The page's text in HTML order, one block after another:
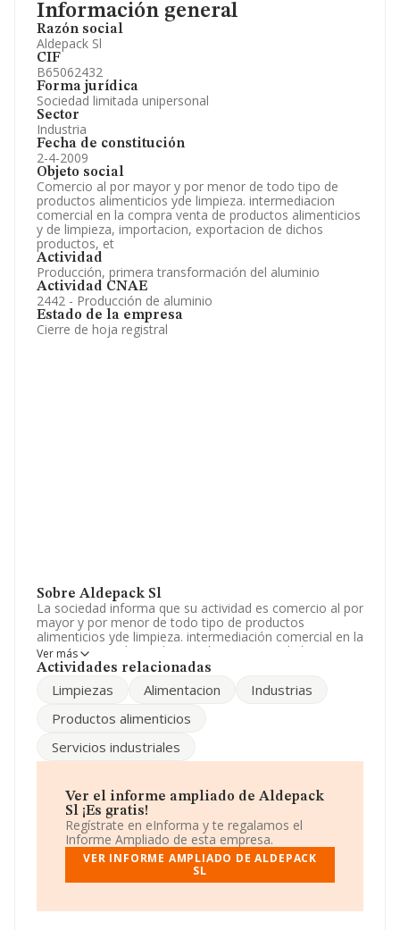
Información general
Razón social
Aldepack Sl
CIF
B65062432
Forma jurídica
Sociedad limitada unipersonal
Sector
Industria
Fecha de constitución
2-4-2009
Objeto social
Comercio al por mayor y por menor de todo tipo de
productos alimenticios yde limpieza. intermediacion
comercial en la compra venta de productos alimenticios
y de limpieza, importacion, exportacion de dichos
productos, et
Actividad
Producción, primera transformación del aluminio
Actividad CNAE
2442 - Producción de aluminio
Estado de la empresa
Cierre de hoja registral
Sobre Aldepack Sl
La sociedad informa que su actividad es comercio al por
mayor y por menor de todo tipo de productos
alimenticios yde limpieza. intermediación comercial en la
compra venta de productos alimenticios y de limpieza,
importación, exportación de dichos productos, et. La
Sociedad Limitada. La actividad de referencia CNAE
2442. La compañía es exportadora.
Atendiendo a los datos disponibles en INFORMA, el
número de empleados de la compañía ha estado por
La compañíaAldepack S.L , con NIF B65062432, tiene
su domicilio social establecido en Calle Joan Manen
núm. 11 St, (08032), Barcelona, Cataluña.
Con los datos a disposición de INFORMA sobre 256
empresas pertenecientes al sector, la facturación en el
media entre todas las compañías es de 14 millones de
Ver más
Actividades relacionadas
Limpiezas Alimentacion
Industrias
Productos alimenticios
Servicios industriales
Ver el informe ampliado de Aldepack
Sl ¡Es gratis!
Regístrate en eInforma y te regalamos el
Informe Ampliado de esta empresa.
VER INFORME AMPLIADO DE ALDEPACK
SL